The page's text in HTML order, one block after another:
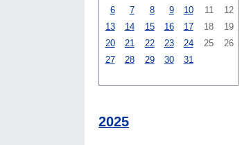
6
7 8 9 10 11
12
13
14 15 16 17 18
19
20
21 22 23 24 25
26
27
28 29 30 31
2025